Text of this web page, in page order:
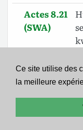
Ce site utilise des
la meilleure
Actes 8.21
(SWA)
Actes 8.21
(SBLGNT)